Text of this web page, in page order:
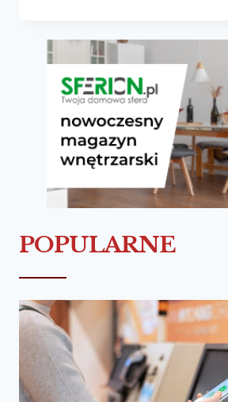
CZ. 1
POPULARNE